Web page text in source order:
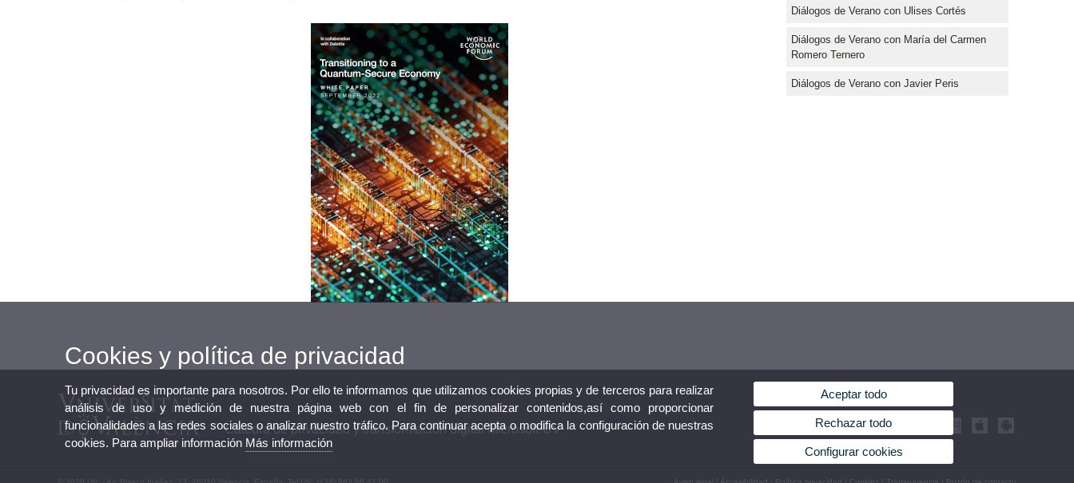
Diálogos de Verano con Ulises Cortés
Diálogos de Verano con María del Carmen
Romero Ternero
Diálogos de Verano con Javier Peris
Cátedra de privacidad y transformación digital Microsoft-UV
Cookies y política de privacidad
Tu privacidad es importante para nosotros. Por ello te informamos que utilizamos cookies propias y de terceros para realizar
análisis de uso y medición de nuestra página web con el fin de personalizar contenidos,así como proporcionar
funcionalidades a las redes sociales o analizar nuestro tráfico. Para continuar acepta o modifica la configuración de nuestras
cookies. Para ampliar información Más información
Aceptar todo
Rechazar todo
Configurar cookies